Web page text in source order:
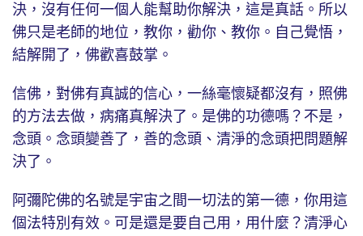
決，沒有任何一個人能幫助你解決，這是真話。所以
佛只是老師的地位，教你，勸你、教你。自己覺悟，
結解開了，佛歡喜鼓掌。
信佛，對佛有真誠的信心，一絲毫懷疑都沒有，照佛
的方法去做，病痛真解決了。是佛的功德嗎？不是，
念頭。念頭變善了，善的念頭、清淨的念頭把問題解
決了。
阿彌陀佛的名號是宇宙之間一切法的第一德，你用這
個法特別有效。可是還是要自己用，用什麼？清淨心